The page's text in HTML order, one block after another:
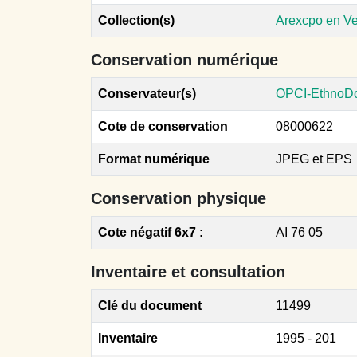
Collection(s) Arexcpo en
Conservation numérique
Conservateur(s) OPCI-
Cote de conservation 08000622
Format numérique JPEG et EPS
Conservation physique
Cote négatif 6x7 : AI 76 05
Inventaire et consultation
Clé du document 11499
Inventaire 1995 - 201